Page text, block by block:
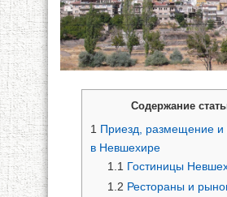
Содержание
1 Приезд, размещение и
в Невшехире
1.1 Гостиницы
1.2 Рестораны и